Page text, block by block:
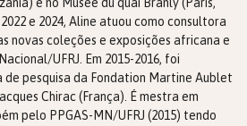
e 2024, Aline atuou como consultora
novas coleções e exposições africana e
UFRJ. Em 2015-2016, foi
pesquisa da Fondation Martine Aublet
Chirac (França). É mestra em
pelo PPGAS-MN/UFRJ (2015) tendo